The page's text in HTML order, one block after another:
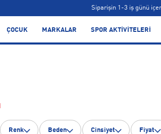
Bonus kartlara özel
ÇOCUK MARKALAR SPOR AKTİVİTELERİ
Renk Beden Cinsiyet Fiyat